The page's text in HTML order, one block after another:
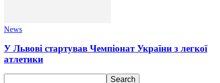
News
У Львові стартував Чемпіонат України з легкої
атлетики